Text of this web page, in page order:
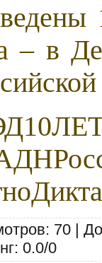
– в
: 70 |
: 0.0/0